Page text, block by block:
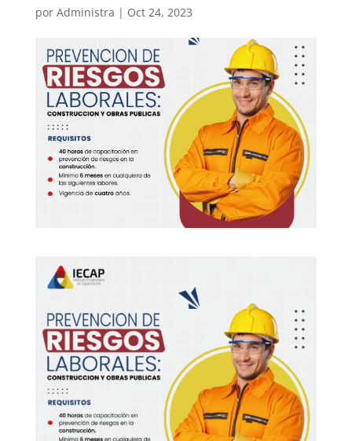
por Administra | Oct 24, 2023